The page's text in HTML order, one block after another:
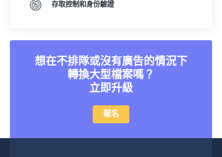
存取控制和身份驗證
想在不排隊或沒有廣告的情況下
轉換大型檔案嗎？
立即升級
報名